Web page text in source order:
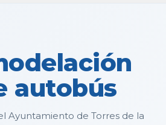
autobús
Ayuntamiento de Torres de la